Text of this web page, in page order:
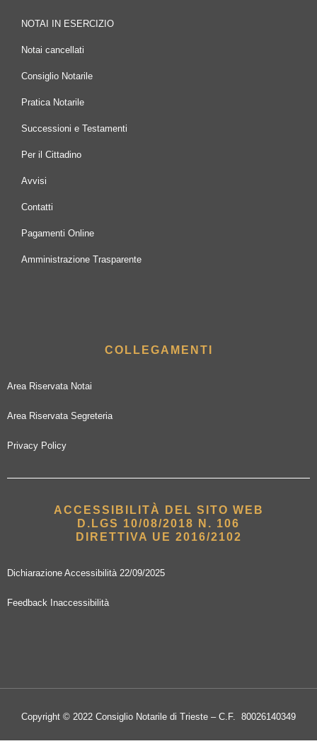
NOTAI IN ESERCIZIO
Notai cancellati
Consiglio Notarile
Pratica Notarile
Successioni e Testamenti
Per il Cittadino
Avvisi
Contatti
Pagamenti Online
Amministrazione Trasparente
COLLEGAMENTI
Area Riservata Notai
Area Riservata Segreteria
Privacy Policy
ACCESSIBILITÀ DEL SITO WEB
D.LGS 10/08/2018 N. 106
DIRETTIVA UE 2016/2102
Dichiarazione Accessibilità 22/09/2025
Feedback Inaccessibilità
Copyright © 2022 Consiglio Notarile di Trieste – C.F. 80026140349